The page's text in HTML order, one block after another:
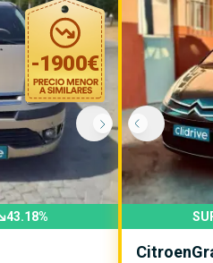
-1900€
43.18%
Citroen